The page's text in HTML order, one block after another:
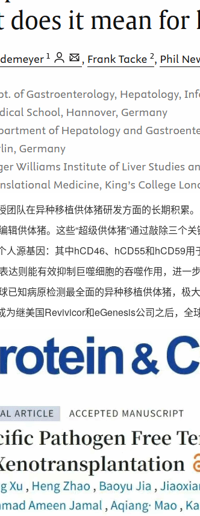
队在异种移植供体猪研发方面的长期积累
供体猪。这些“超级供体猪”通过敲除三个
人源基因：其中hCD46、hCD55和hCD59
达则能有效抑制巨噬细胞的吞噬作用，进
已知病原检测最全面的异种移植供体猪，
继美国Revivicor和eGenesis公司之后，全